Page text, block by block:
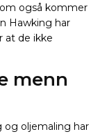
også kommer
Hawking har
at de ikke
menn
og oljemaling har